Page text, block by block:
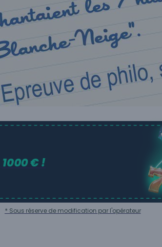
1000 € !
* Sous réserve de modification par l'opérateur